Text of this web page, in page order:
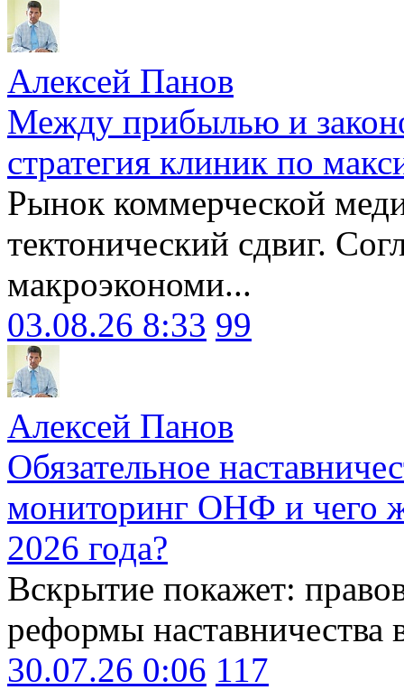
Алексей Панов
Между прибылью и
стратегия клиник по
Рынок коммерческой
тектонический сдвиг.
макроэкономи...
03.08.26 8:33 99
Алексей Панов
Обязательное
мониторинг ОНФ и чего
2026 года?
Вскрытие покажет:
реформы наставничества
30.07.26 0:06 117